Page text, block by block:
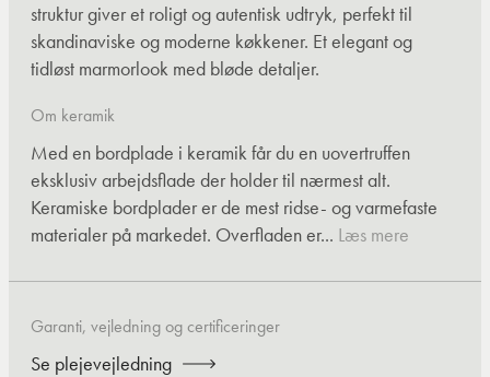
struktur giver et roligt og autentisk udtryk, perfekt til
skandinaviske og moderne køkkener. Et elegant og
tidløst marmorlook med bløde detaljer.
Om keramik
Med en bordplade i keramik får du en uovertruffen
eksklusiv arbejdsflade der holder til nærmest alt.
Keramiske bordplader er de mest ridse- og varmefaste
materialer på markedet. Overfladen er... Læs mere
Garanti, vejledning og certificeringer
Se plejevejledning